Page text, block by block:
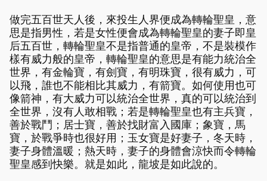
做完五百世天人後，來投生人界便成為轉輪聖皇，意
思是指男性，若是女性便會成為轉輪聖皇的妻子即皇
后五百世，轉輪聖皇不是指普通的皇帝，不是裝模作
樣有威力般的皇帝，轉輪聖皇的意思是有能力統治全
世界，有金輪寶，有劍寶，有明珠寶，很有威力，可
以飛，誰也不能相比其威力，有箭寶。如何使用也可
像箭神，有大威力可以統治全世界，真的可以統治到
全世界，沒有人敢相戰；若是轉輪聖皇也有主兵寶，
善於戰鬥；居士寶，善於找財富入國庫；象寶，馬
寶，於戰爭時也很好用；玉女寶是好妻子，冬天時，
妻子身體溫暖；熱天時，妻子的身體會涼快而令轉輪
聖皇感到快樂。就是如此，龍坡是如此說的。